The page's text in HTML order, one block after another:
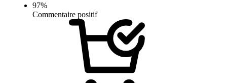
97%
Commentaire positif